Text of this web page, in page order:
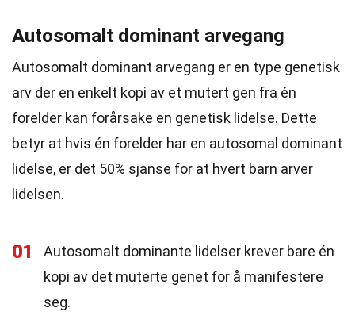
Autosomalt dominant arvegang
Autosomalt dominant arvegang er en type genetisk
arv der en enkelt kopi av et mutert gen fra én
forelder kan forårsake en genetisk lidelse. Dette
betyr at hvis én forelder har en autosomal dominant
lidelse, er det 50% sjanse for at hvert barn arver
lidelsen.
01
Autosomalt dominante lidelser krever bare én
kopi av det muterte genet for å manifestere
seg.